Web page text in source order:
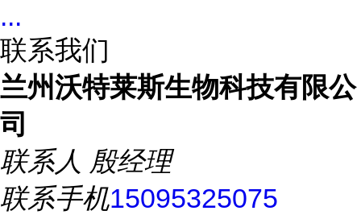
...
联系我们
兰州沃特莱斯生物科技有限公
司
联系人 殷经理
联系手机15095325075